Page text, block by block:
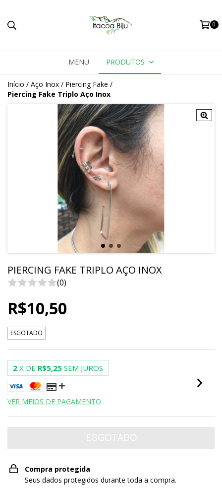
0
MENU PRODUTOS
Início / Aço Inox / Piercing Fake /
Piercing Fake Triplo Aço Inox
PIERCING FAKE TRIPLO AÇO INOX
(0)
R$10,50
ESGOTADO
2 X DE R$5,25 SEM JUROS
VER MEIOS DE PAGAMENTO
Compra protegida
Seus dados protegidos durante toda a compra.